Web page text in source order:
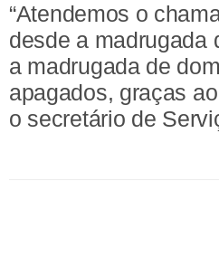
“Atendemos o
desde a madrugada
a madrugada de
apagados, graças
o secretário de